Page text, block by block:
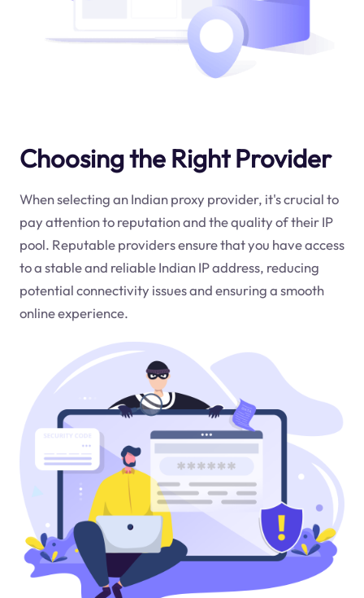
Choosing the Right Provider
When selecting an Indian proxy provider, it's crucial to
pay attention to reputation and the quality of their IP
pool. Reputable providers ensure that you have access
to a stable and reliable Indian IP address, reducing
potential connectivity issues and ensuring a smooth
online experience.